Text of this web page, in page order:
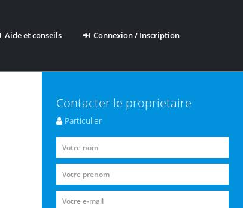
Aide et conseils Connexion / Inscription
Contacter le proprietaire
Particulier